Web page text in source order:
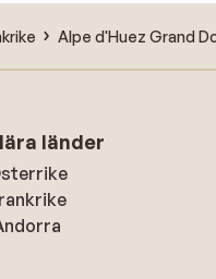
Alpe d'Huez Grand
länder